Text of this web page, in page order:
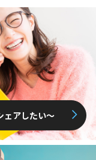
ェアしたい〜